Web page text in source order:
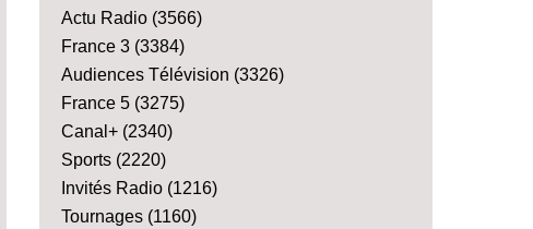
Actu Radio (3566)
France 3 (3384)
Audiences Télévision (3326)
France 5 (3275)
Canal+ (2340)
Sports (2220)
Invités Radio (1216)
Tournages (1160)